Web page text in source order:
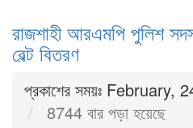
রাজশাহী আরএমপি পুলিশ
বেল্ট বিতরণ
প্রকাশের সময়ঃ
8744 বার পড়া হয়েছে